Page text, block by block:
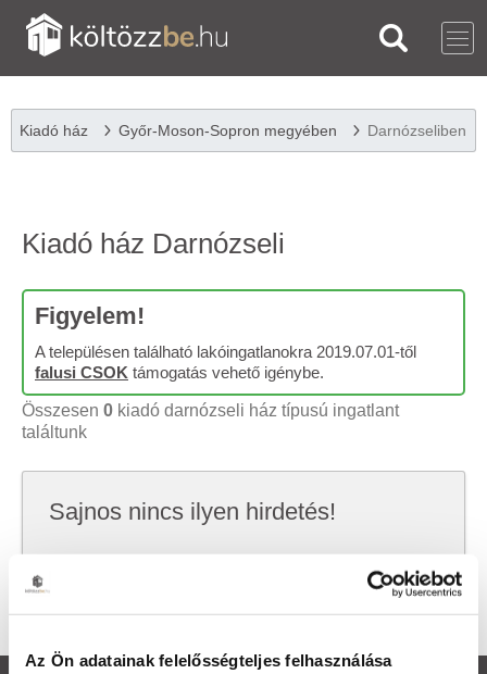
Az Ön adatainak felelősségteljes felhasználása
Kiadó ház Győr-Moson-Sopron megyében Darnózseliben
Kiadó ház Darnózseli
Figyelem!
A településen található lakóingatlanokra 2019.07.01-től
falusi CSOK támogatás vehető igénybe.
Összesen 0 kiadó darnózseli ház típusú ingatlant
találtunk
Sajnos nincs ilyen hirdetés!
keresni, hátha akkor megtalálod, amit keresel.